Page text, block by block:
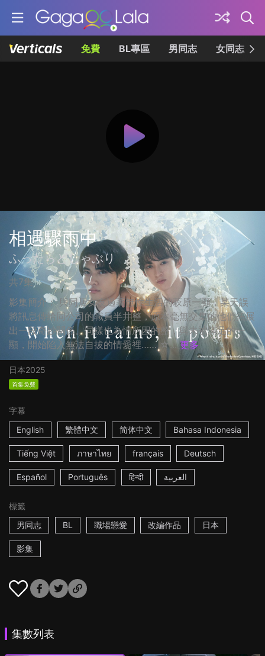
免費 BL專區 男同志 女同志
相遇驟雨中
ふったらどしゃぶり
共7集
影集簡介： 與同居女友過著無性生活的萩原一顯，某天誤
將訊息傳給同公司的職員半井整，原本毫無交集的他們拓展
出一段奇妙關係。同樣也為情所困的整，與未被滿足的一
顯，開始陷入無法自拔的情愛裡…… ☆... 更多
日本2025
首集免費
字幕
English
繁體中文 简体中文 Bahasa Indonesia
Tiếng Việt ภาษาไทย français Deutsch
Español Português हिन्दी العربية
標籤
男同志
BL 職場戀愛 改編作品 日本
影集
集數列表